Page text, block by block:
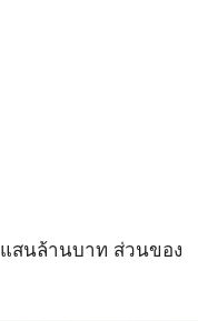
สนล้านบาท ส่วนของ